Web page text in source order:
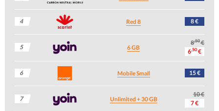
4 Red 8 8 €
5 6 GB
8,50€
6,50€
6 Mobile Small 15 €
7 Unlimited + 30 GB
10 €
7 €